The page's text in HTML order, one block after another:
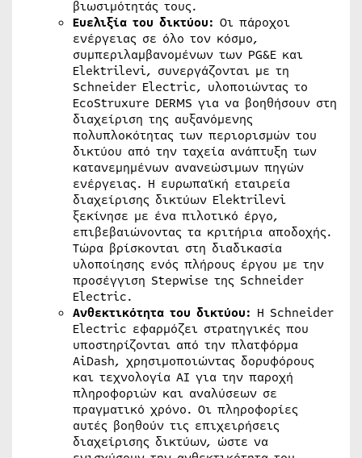
βιωσιμότητάς τους.
Ευελιξία του δικτύου: Οι πάροχοι
ενέργειας σε όλο τον κόσμο,
συμπεριλαμβανομένων των PG&E και
Elektrilevi, συνεργάζονται με τη
Schneider Electric, υλοποιώντας το
EcoStruxure DERMS για να βοηθήσουν στη
διαχείριση της αυξανόμενης
πολυπλοκότητας των περιορισμών του
δικτύου από την ταχεία ανάπτυξη των
κατανεμημένων ανανεώσιμων πηγών
ενέργειας. Η ευρωπαϊκή εταιρεία
διαχείρισης δικτύων Elektrilevi
ξεκίνησε με ένα πιλοτικό έργο,
επιβεβαιώνοντας τα κριτήρια αποδοχής.
Τώρα βρίσκονται στη διαδικασία
υλοποίησης ενός πλήρους έργου με την
προσέγγιση Stepwise της Schneider
Electric.
Ανθεκτικότητα του δικτύου: Η Schneider
Electric εφαρμόζει στρατηγικές που
υποστηρίζονται από την πλατφόρμα
AiDash, χρησιμοποιώντας δορυφόρους
και τεχνολογία AI για την παροχή
πληροφοριών και αναλύσεων σε
πραγματικό χρόνο. Οι πληροφορίες
αυτές βοηθούν τις επιχειρήσεις
διαχείρισης δικτύων, ώστε να